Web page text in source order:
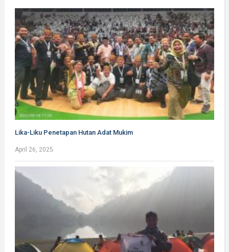
Lika-Liku Penetapan Hutan Adat Mukim
April 26, 2025